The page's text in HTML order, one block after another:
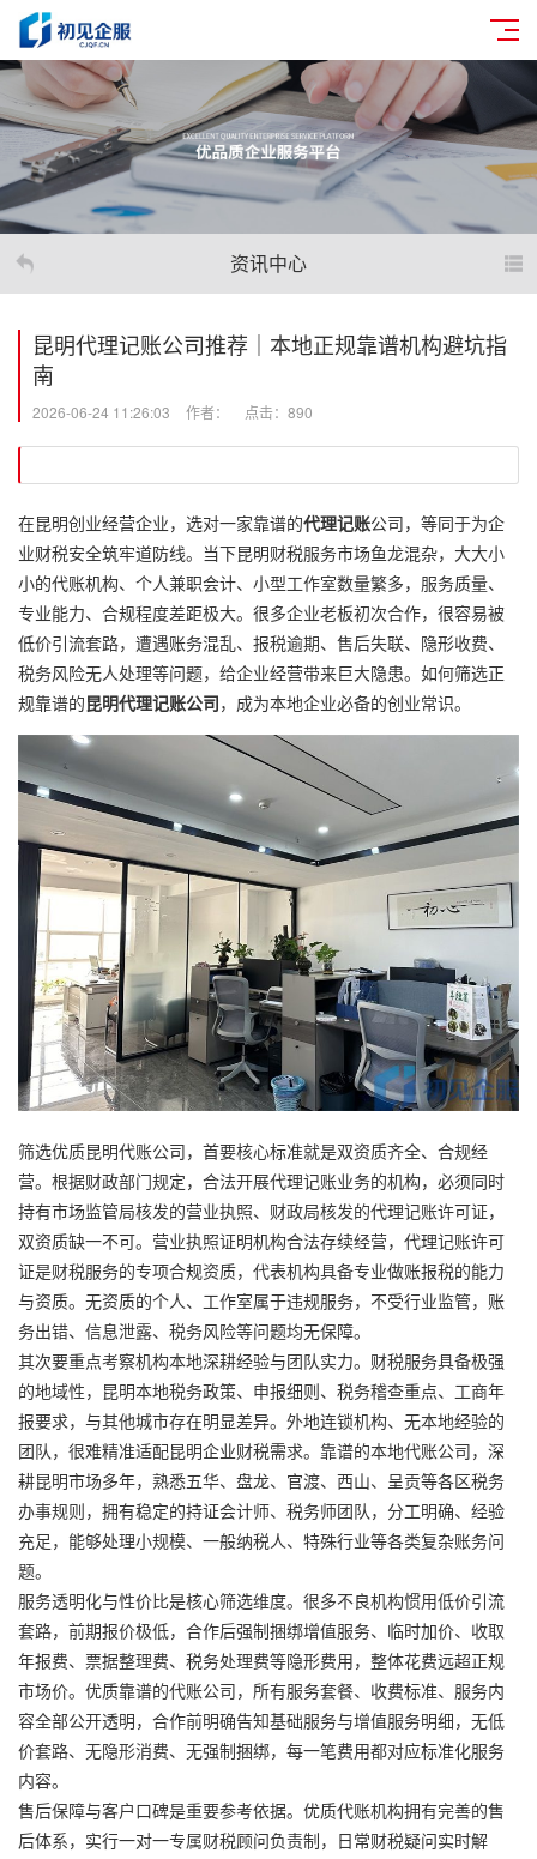
资讯中心
昆明代理记账公司推荐｜本地正规靠谱机构避坑指
南
2026-06-24 11:26:03 作者： 点击：890
在昆明创业经营企业，选对一家靠谱的代理记账公司，等同于为企
业财税安全筑牢道防线。当下昆明财税服务市场鱼龙混杂，大大小
小的代账机构、个人兼职会计、小型工作室数量繁多，服务质量、
专业能力、合规程度差距极大。很多企业老板初次合作，很容易被
低价引流套路，遭遇账务混乱、报税逾期、售后失联、隐形收费、
税务风险无人处理等问题，给企业经营带来巨大隐患。如何筛选正
规靠谱的昆明代理记账公司，成为本地企业必备的创业常识。
筛选优质昆明代账公司，首要核心标准就是双资质齐全、合规经
营。根据财政部门规定，合法开展代理记账业务的机构，必须同时
持有市场监管局核发的营业执照、财政局核发的代理记账许可证，
双资质缺一不可。营业执照证明机构合法存续经营，代理记账许可
证是财税服务的专项合规资质，代表机构具备专业做账报税的能力
与资质。无资质的个人、工作室属于违规服务，不受行业监管，账
务出错、信息泄露、税务风险等问题均无保障。
其次要重点考察机构本地深耕经验与团队实力。财税服务具备极强
的地域性，昆明本地税务政策、申报细则、税务稽查重点、工商年
报要求，与其他城市存在明显差异。外地连锁机构、无本地经验的
团队，很难精准适配昆明企业财税需求。靠谱的本地代账公司，深
耕昆明市场多年，熟悉五华、盘龙、官渡、西山、呈贡等各区税务
办事规则，拥有稳定的持证会计师、税务师团队，分工明确、经验
充足，能够处理小规模、一般纳税人、特殊行业等各类复杂账务问
题。
服务透明化与性价比是核心筛选维度。很多不良机构惯用低价引流
套路，前期报价极低，合作后强制捆绑增值服务、临时加价、收取
年报费、票据整理费、税务处理费等隐形费用，整体花费远超正规
市场价。优质靠谱的代账公司，所有服务套餐、收费标准、服务内
容全部公开透明，合作前明确告知基础服务与增值服务明细，无低
价套路、无隐形消费、无强制捆绑，每一笔费用都对应标准化服务
内容。
售后保障与客户口碑是重要参考依据。优质代账机构拥有完善的售
后体系，实行一对一专属财税顾问负责制，日常财税疑问实时解